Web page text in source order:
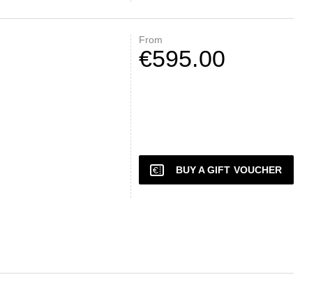
From
€595.00
BUY A GIFT VOUCHER